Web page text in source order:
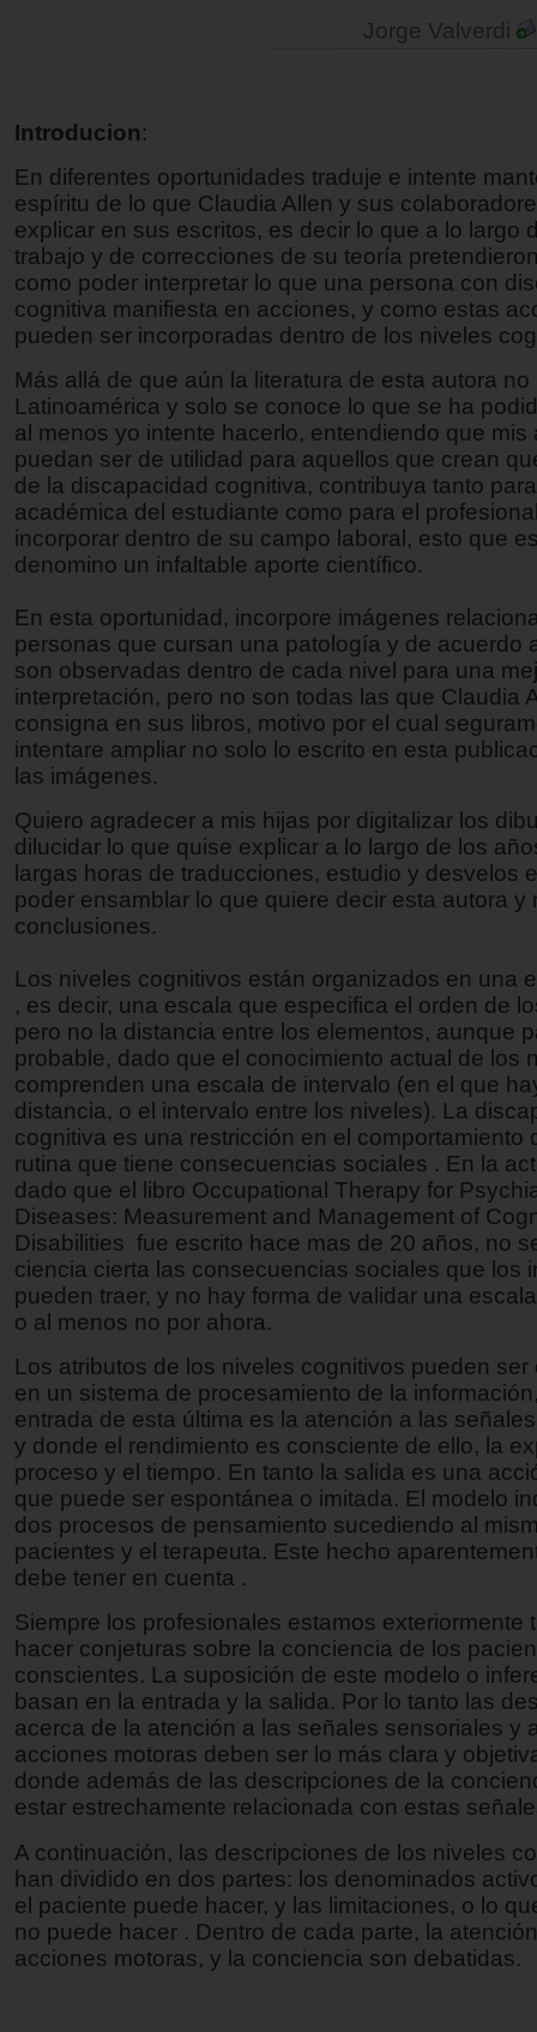
Jorge Valverdi
Introducion:
En diferentes oportunidades traduje e intente
espíritu de lo que Claudia Allen y sus
explicar en sus escritos, es decir lo que a lo largo
trabajo y de correcciones de su teoría
como poder interpretar lo que una persona con
cognitiva manifiesta en acciones, y como estas
pueden ser incorporadas dentro de los niveles
Más allá de que aún la literatura de esta autora
Latinoamérica y solo se conoce lo que se ha
al menos yo intente hacerlo, entendiendo que mis
puedan ser de utilidad para aquellos que crean
de la discapacidad cognitiva, contribuya tanto
académica del estudiante como para el
incorporar dentro de su campo laboral, esto que
denomino un infaltable aporte científico.
En esta oportunidad, incorpore imágenes
personas que cursan una patología y de acuerdo
son observadas dentro de cada nivel para una
interpretación, pero no son todas las que Claudia
consigna en sus libros, motivo por el cual
intentare ampliar no solo lo escrito en esta
las imágenes.
Quiero agradecer a mis hijas por digitalizar los
dilucidar lo que quise explicar a lo largo de los
largas horas de traducciones, estudio y desvelos
poder ensamblar lo que quiere decir esta autora y
conclusiones.
Los niveles cognitivos están organizados en una
, es decir, una escala que especifica el orden de
pero no la distancia entre los elementos, aunque
probable, dado que el conocimiento actual de los
comprenden una escala de intervalo (en el que
distancia, o el intervalo entre los niveles). La
cognitiva es una restricción en el comportamiento
rutina que tiene consecuencias sociales . En la
dado que el libro Occupational Therapy for
Diseases: Measurement and Management of
Disabilities fue escrito hace mas de 20 años, no
ciencia cierta las consecuencias sociales que los
pueden traer, y no hay forma de validar una
o al menos no por ahora.
Los atributos de los niveles cognitivos pueden ser
en un sistema de procesamiento de la
entrada de esta última es la atención a las
y donde el rendimiento es consciente de ello, la
proceso y el tiempo. En tanto la salida es una
que puede ser espontánea o imitada. El modelo
dos procesos de pensamiento sucediendo al
pacientes y el terapeuta. Este hecho
debe tener en cuenta .
Siempre los profesionales estamos exteriormente
hacer conjeturas sobre la conciencia de los
conscientes. La suposición de este modelo o
basan en la entrada y la salida. Por lo tanto las
acerca de la atención a las señales sensoriales y
acciones motoras deben ser lo más clara y
donde además de las descripciones de la
estar estrechamente relacionada con estas
A continuación, las descripciones de los niveles
han dividido en dos partes: los denominados
el paciente puede hacer, y las limitaciones, o lo
no puede hacer . Dentro de cada parte, la
acciones motoras, y la conciencia son debatidas.